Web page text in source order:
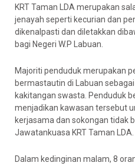
KRT Taman LDA merupakan
jenayah seperti kecurian dan
dikenalpasti dan diletakkan
bagi Negeri W.P Labuan.
Majoriti penduduk merupakan
bermastautin di Labuan
kakitangan swasta. Penduduk
menjadikan kawasan tersebut
kerjasama dan sokongan tidak
Jawatankuasa KRT Taman LDA.
Dalam kedinginan malam, 8